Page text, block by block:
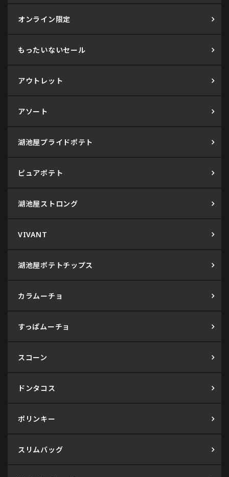
オンライン限定
もったいないセール
アウトレット
アソート
湖池屋プライドポテト
ピュアポテト
湖池屋ストロング
VIVANT
湖池屋ポテトチップス
カラムーチョ
すっぱムーチョ
スコーン
ドンタコス
ポリンキー
スリムバッグ